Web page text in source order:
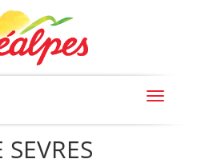
Toggle